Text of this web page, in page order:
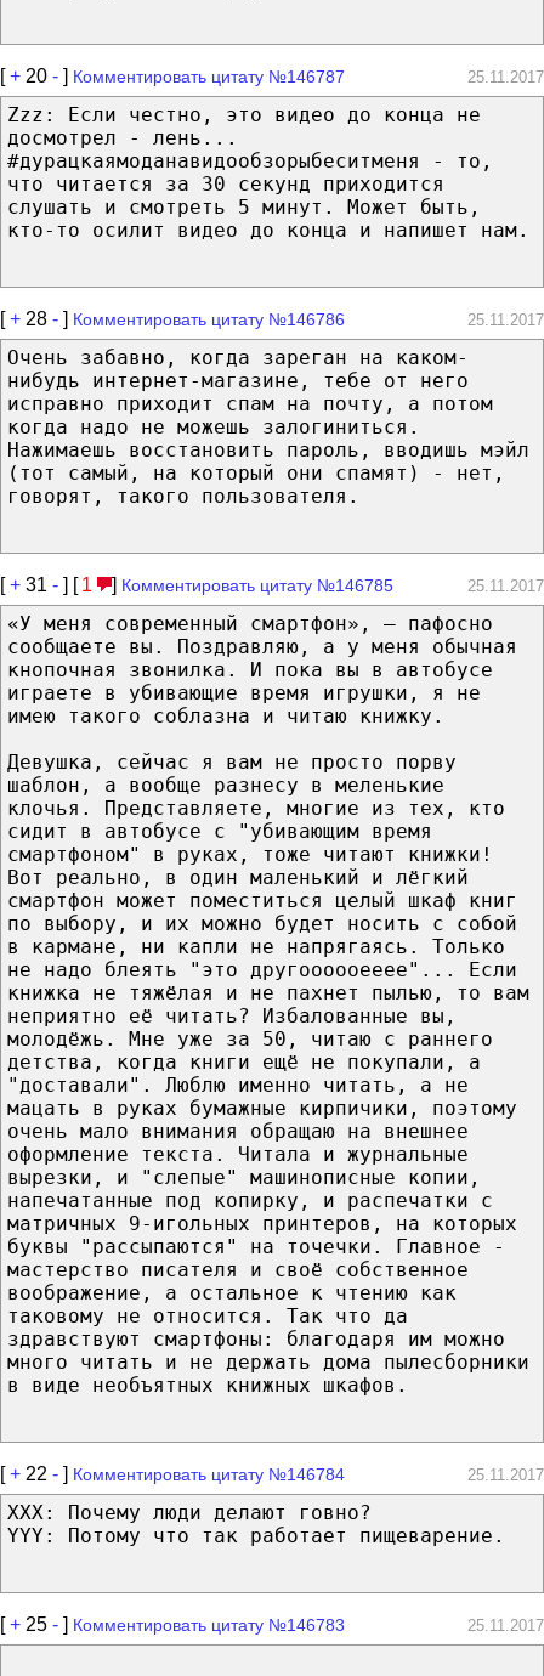
[+ 20 - ] Комментировать цитату №146787 25.11.2017
Zzz: Если честно, это видео до конца не
досмотрел - лень...
#дурацкаямоданавидообзорыбеситменя - то,
что читается за 30 секунд приходится
слушать и смотреть 5 минут. Может быть,
кто-то осилит видео до конца и напишет нам.
[+ 28 - ] Комментировать цитату №146786 25.11.2017
Очень забавно, когда зареган на каком-
нибудь интернет-магазине, тебе от него
исправно приходит спам на почту, а потом
когда надо не можешь залогиниться.
Нажимаешь восстановить пароль, вводишь мэйл
(тот самый, на который они спамят) - нет,
говорят, такого пользователя.
[+ 31 - ] [ 1 ] Комментировать цитату №146785 25.11.2017
«У меня современный смартфон», — пафосно
сообщаете вы. Поздравляю, а у меня обычная
кнопочная звонилка. И пока вы в автобусе
играете в убивающие время игрушки, я не
имею такого соблазна и читаю книжку.
Девушка, сейчас я вам не просто порву
шаблон, а вообще разнесу в меленькие
клочья. Представляете, многие из тех, кто
сидит в автобусе с "убивающим время
смартфоном" в руках, тоже читают книжки!
Вот реально, в один маленький и лёгкий
смартфон может поместиться целый шкаф книг
по выбору, и их можно будет носить с собой
в кармане, ни капли не напрягаясь. Только
не надо блеять "это другоооооееее"... Если
книжка не тяжёлая и не пахнет пылью, то вам
неприятно её читать? Избалованные вы,
молодёжь. Мне уже за 50, читаю с раннего
детства, когда книги ещё не покупали, а
"доставали". Люблю именно читать, а не
мацать в руках бумажные кирпичики, поэтому
очень мало внимания обращаю на внешнее
оформление текста. Читала и журнальные
вырезки, и "слепые" машинописные копии,
напечатанные под копирку, и распечатки с
матричных 9-игольных принтеров, на которых
буквы "рассыпаются" на точечки. Главное -
мастерство писателя и своё собственное
воображение, а остальное к чтению как
таковому не относится. Так что да
здравствуют смартфоны: благодаря им можно
много читать и не держать дома пылесборники
в виде необъятных книжных шкафов.
[+ 22 - ] Комментировать цитату №146784 25.11.2017
XXX: Почему люди делают говно?
YYY: Потому что так работает пищеварение.
[+ 25 - ] Комментировать цитату №146783 25.11.2017